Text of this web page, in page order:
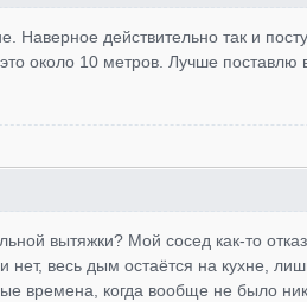
Наверное действительно так и
около 10 метров. Лучше
вытяжки? Мой сосед как-то
нет, весь дым остаётся на кухне,
времена, когда вообще не было